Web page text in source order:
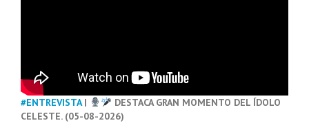
#ENTREVISTA|
DESTACA GRAN MOMENTO DEL ÍDOLO
CELESTE. (05-08-2026)